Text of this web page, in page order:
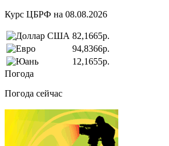
Курс ЦБРФ на 08.08.2026
82,1665р.
94,8366р.
12,1655р.
Погода
Погода сейчас